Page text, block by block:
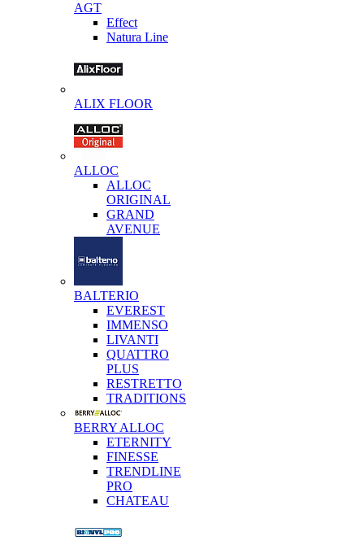
AGT
Effect
Natura Line
ALIX FLOOR
ALLOC
ALLOC
ORIGINAL
GRAND
AVENUE
BALTERIO
EVEREST
IMMENSO
LIVANTI
QUATTRO
PLUS
RESTRETTO
TRADITIONS
BERRY ALLOC
ETERNITY
FINESSE
TRENDLINE
PRO
CHATEAU